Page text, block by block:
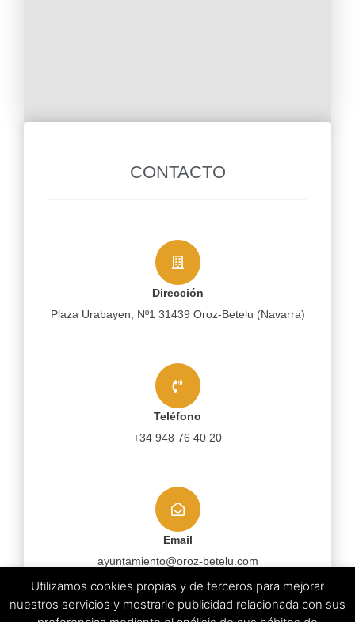
CONTACTO
Dirección
Plaza Urabayen, Nº1 31439 Oroz-Betelu (Navarra)
Teléfono
+34 948 76 40 20
Email
ayuntamiento@oroz-betelu.com
Utilizamos cookies propias y de terceros para mejorar
nuestros servicios y mostrarle publicidad relacionada con sus